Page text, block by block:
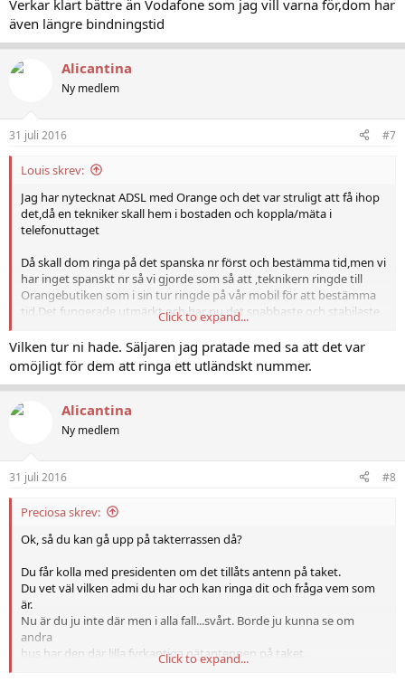
Verkar klart bättre än Vodafone som jag vill varna för,dom har
även längre bindningstid
Alicantina
Ny medlem
31 juli 2016 #7
Louis skrev:
Jag har nytecknat ADSL med Orange och det var struligt att få ihop
det,då en tekniker skall hem i bostaden och koppla/mäta i
telefonuttaget
Då skall dom ringa på det spanska nr först och bestämma tid,men vi
har inget spanskt nr så vi gjorde som så att ,teknikern ringde till
Orangebutiken som i sin tur ringde på vår mobil för att bestämma
tid.Det fungerade utmärkt och har nu det snabbaste och stabilaste
Dom sa 2-5 dagar för att koppla in ,men med lite påtryckning kom
dom dagen efter kl 10:tummenupp:
Verkar klart bättre än Vodafone som jag vill varna för,dom har även
längre bindningstid
Click to expand...
Vilken tur ni hade. Säljaren jag pratade med sa att det var
omöjligt för dem att ringa ett utländskt nummer.
Alicantina
Ny medlem
31 juli 2016 #8
Preciosa skrev:
Ok, så du kan gå upp på takterrassen då?
Du får kolla med presidenten om det tillåts antenn på taket.
Du vet väl vilken admi du har och kan ringa dit och fråga vem som
är.
Nu är du ju inte där men i alla fall...svårt. Borde ju kunna se om
andra
hus har den där lilla fyrkantiga nätantennen på taket.
Click to expand...